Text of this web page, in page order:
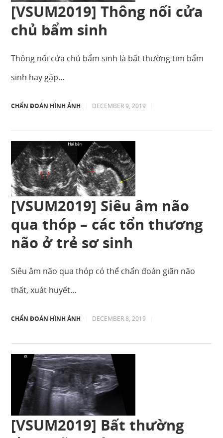
[VSUM2019] Thông nối cửa
chủ bẩm sinh
Thông nối cửa chủ bẩm sinh là bất thường tim bẩm
sinh hay gặp…
CHẨN ĐOÁN HÌNH ẢNH DECEMBER 9, 2019
[VSUM2019] Siêu âm não
qua thóp – các tổn thương
não ở trẻ sơ sinh
Siêu âm não qua thóp có thể chẩn đoán giãn não
thất, xuát huyết…
CHẨN ĐOÁN HÌNH ẢNH DECEMBER 8, 2019
[VSUM2019] Bất thường